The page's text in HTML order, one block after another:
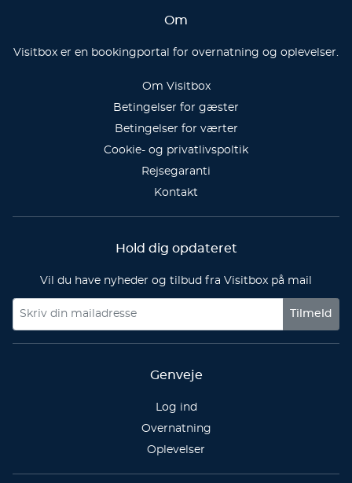
Om
Visitbox er en bookingportal for overnatning og oplevelser.
Om Visitbox
Betingelser for gæster
Betingelser for værter
Cookie- og privatlivspoltik
Rejsegaranti
Kontakt
Hold dig opdateret
Vil du have nyheder og tilbud fra Visitbox på mail
Tilmeld
Genveje
Log ind
Overnatning
Oplevelser